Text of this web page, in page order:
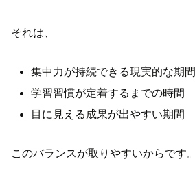
それは、
集中力が持続できる現実的な期間
学習習慣が定着するまでの時間
目に見える成果が出やすい期間
このバランスが取りやすいからです。